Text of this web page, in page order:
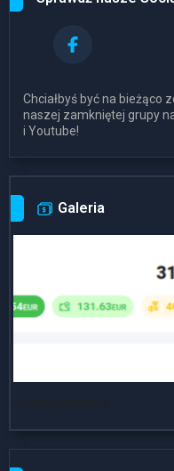
Chciałbyś być na bieżąco
naszej zamkniętej grupy
i Youtube!
Galeria